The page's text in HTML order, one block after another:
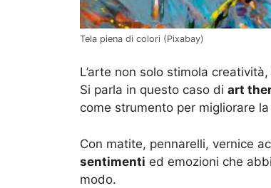
Tela piena di colori (Pixabay)
L’arte non solo stimola
Si parla in questo caso di art
come strumento per migliorare
Con matite, pennarelli, vernice
sentimenti ed emozioni che
modo.